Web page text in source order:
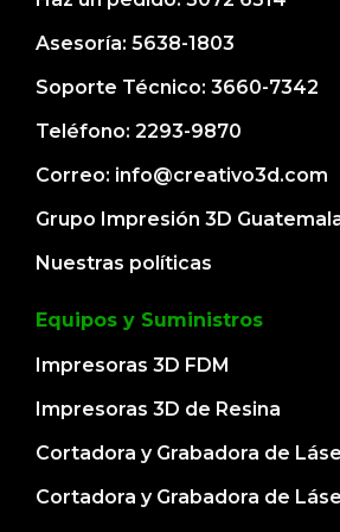
Asesoría: 5638-1803
Soporte Técnico: 3660-7342
Teléfono: 2293-9870
Correo: info@creativo3d.com
Grupo Impresión 3D
Nuestras políticas
Equipos y Suministros
Impresoras 3D FDM
Impresoras 3D de Resina
Cortadora y Grabadora de
Cortadora y Grabadora de